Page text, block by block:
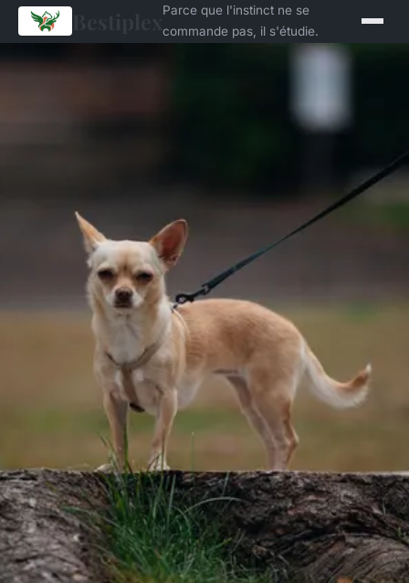
Parce que l'instinct ne se
commande pas, il s'étudie.